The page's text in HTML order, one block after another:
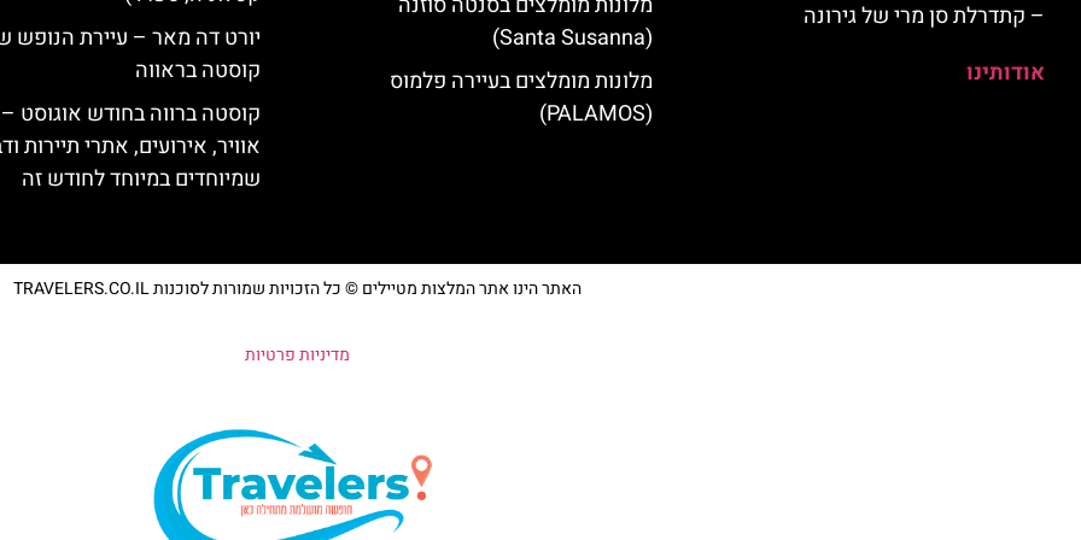
– קתדרלת סן מרי של גירונה
אודותינו
(Santa Susanna)
מלונות מומלצים בעיירה פלמוס
(PALAMOS)
יורט דה מאר – עיירת הנופש
קוסטה בראווה
קוסטה ברווה בחודש אוגוסט
אוויר, אירועים, אתרי תיירות
שמיוחדים במיוחד לחודש זה
האתר הינו אתר המלצות מטיילים © כל הזכויות שמורות לסוכנות TRAVELERS.CO.IL
מדיניות פרטיות